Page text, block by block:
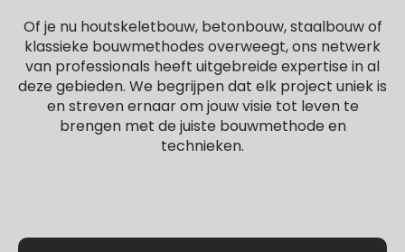
Of je nu houtskeletbouw, betonbouw, staalbouw of
klassieke bouwmethodes overweegt, ons netwerk
van professionals heeft uitgebreide expertise in al
deze gebieden. We begrijpen dat elk project uniek is
en streven ernaar om jouw visie tot leven te
brengen met de juiste bouwmethode en
technieken.